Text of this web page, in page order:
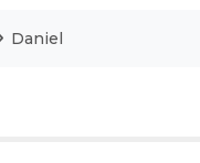
Daniel